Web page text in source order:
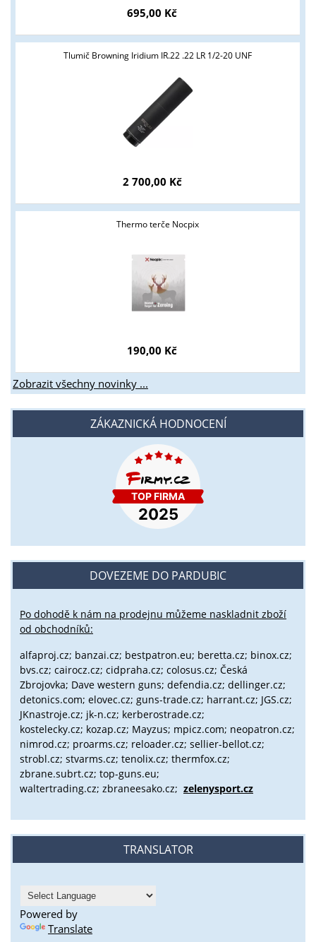
695,00 Kč
Tlumič Browning Iridium IR.22 .22 LR 1/2-20 UNF
2 700,00 Kč
Thermo terče Nocpix
190,00 Kč
Zobrazit všechny novinky ...
ZÁKAZNICKÁ HODNOCENÍ
DOVEZEME DO PARDUBIC
Po dohodě k nám na prodejnu můžeme naskladnit zboží
od obchodníků:
alfaproj.cz; banzai.cz; bestpatron.eu; beretta.cz; binox.cz;
bvs.cz; cairocz.cz; cidpraha.cz; colosus.cz; Česká
Zbrojovka; Dave western guns; defendia.cz; dellinger.cz;
detonics.com; elovec.cz; guns-trade.cz; harrant.cz; JGS.cz;
JKnastroje.cz; jk-n.cz; kerberostrade.cz;
kostelecky.cz; kozap.cz; Mayzus; mpicz.com; neopatron.cz;
nimrod.cz; proarms.cz; reloader.cz; sellier-bellot.cz;
strobl.cz; stvarms.cz; tenolix.cz; thermfox.cz;
zbrane.subrt.cz; top-guns.eu;
waltertrading.cz; zbraneesako.cz; zelenysport.cz
TRANSLATOR
Powered by
Translate
Tyto stránky jsou určeny pouze odborné veřejnosti od 18 let a
podnikatelům v oblasti zbraně a střelivo. Splňujete tyto
podmínky?
ANO